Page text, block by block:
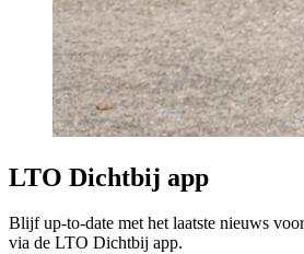
LTO Dichtbij app
Blijf up-to-date met het laatste nieuws
via de LTO Dichtbij app.